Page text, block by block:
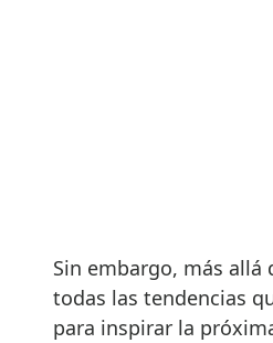
Sin embargo, más allá
todas las tendencias
para inspirar la